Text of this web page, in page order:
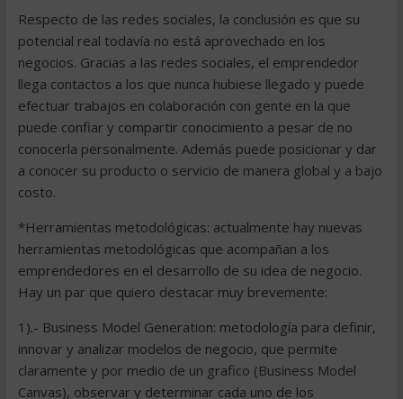
Respecto de las redes sociales, la conclusión es que su
potencial real todavía no está aprovechado en los
negocios. Gracias a las redes sociales, el emprendedor
llega contactos a los que nunca hubiese llegado y puede
efectuar trabajos en colaboración con gente en la que
puede confiar y compartir conocimiento a pesar de no
conocerla personalmente. Además puede posicionar y dar
a conocer su producto o servicio de manera global y a bajo
costo.
*Herramientas metodológicas: actualmente hay nuevas
herramientas metodológicas que acompañan a los
emprendedores en el desarrollo de su idea de negocio.
Hay un par que quiero destacar muy brevemente:
1).- Business Model Generation: metodología para definir,
innovar y analizar modelos de negocio, que permite
claramente y por medio de un grafico (Business Model
Canvas), observar y determinar cada uno de los